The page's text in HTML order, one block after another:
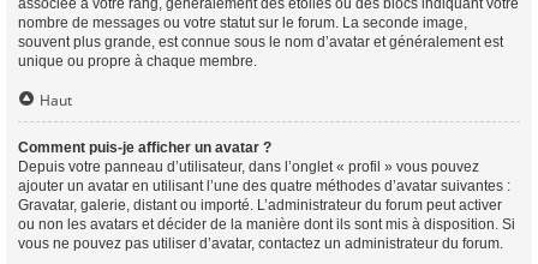
associée à votre rang, généralement des étoiles ou des blocs indiquant votre
nombre de messages ou votre statut sur le forum. La seconde image,
souvent plus grande, est connue sous le nom d’avatar et généralement est
unique ou propre à chaque membre.
Haut
Comment puis-je afficher un avatar ?
Depuis votre panneau d’utilisateur, dans l’onglet « profil » vous pouvez
ajouter un avatar en utilisant l’une des quatre méthodes d’avatar suivantes :
Gravatar, galerie, distant ou importé. L’administrateur du forum peut activer
ou non les avatars et décider de la manière dont ils sont mis à disposition. Si
vous ne pouvez pas utiliser d’avatar, contactez un administrateur du forum.